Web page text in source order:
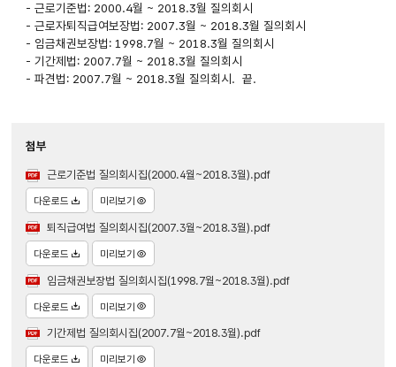
- 근로기준법: 2000.4월 ~ 2018.3월 질의회시
- 근로자퇴직급여보장법: 2007.3월 ~ 2018.3월 질의회시
- 임금채권보장법: 1998.7월 ~ 2018.3월 질의회시
- 기간제법: 2007.7월 ~ 2018.3월 질의회시
- 파견법: 2007.7월 ~ 2018.3월 질의회시. 끝.
첨부
근로기준법 질의회시집(2000.4월~2018.3월).pdf
다운로드 미리보기
퇴직급여법 질의회시집(2007.3월~2018.3월).pdf
다운로드 미리보기
임금채권보장법 질의회시집(1998.7월~2018.3월).pdf
다운로드 미리보기
기간제법 질의회시집(2007.7월~2018.3월).pdf
다운로드 미리보기